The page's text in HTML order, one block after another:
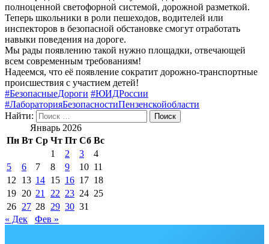
полноценной светофорной системой, дорожной разметкой.
Теперь школьники в роли пешеходов, водителей или
инспекторов в безопасной обстановке смогут отработать
навыки поведения на дороге.
Мы рады появлению такой нужно площадки, отвечающей
всем современным требованиям!
Надеемся, что её появление сократит дорожно-транспортные
происшествия с участием детей!
#БезопасныеДороги #ЮИДРоссии
#ЛабораторияБезопасностиПензенскойобласти
Найти:
Январь 2026
Пн Вт Ср Чт Пт Сб Вс
1
2 3
4
5
6 7 8 9 10 11
12
13 14 15 16 17 18
19 20 21 22 23 24 25
26 27 28 29 30 31
« Дек
Фев »